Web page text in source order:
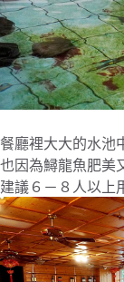
餐廳裡大大的水池
也因為鱘龍魚肥美
建議６－８人以上